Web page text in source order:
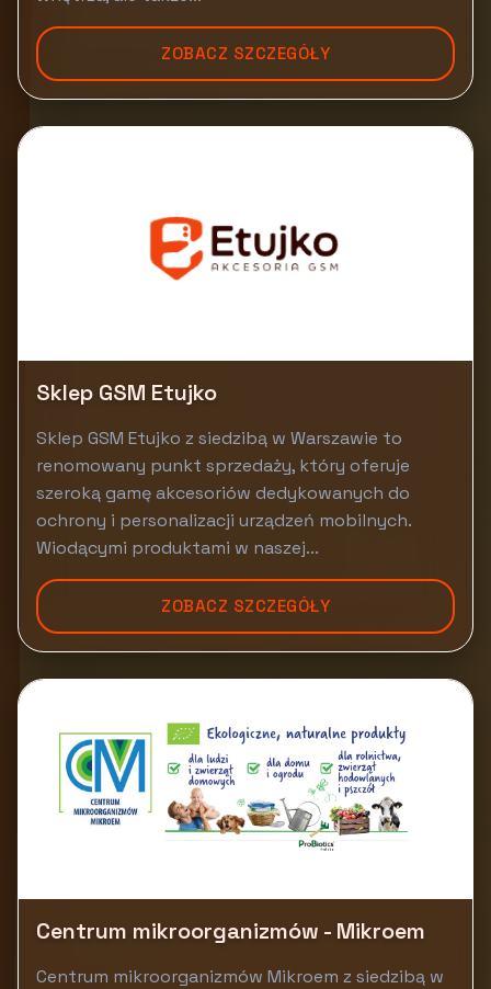
ZOBACZ SZCZEGÓŁY
Sklep GSM Etujko
Sklep GSM Etujko z siedzibą w Warszawie to
renomowany punkt sprzedaży, który oferuje
szeroką gamę akcesoriów dedykowanych do
ochrony i personalizacji urządzeń mobilnych.
Wiodącymi produktami w naszej...
ZOBACZ SZCZEGÓŁY
Centrum mikroorganizmów - Mikroem
Centrum mikroorganizmów Mikroem z siedzibą w